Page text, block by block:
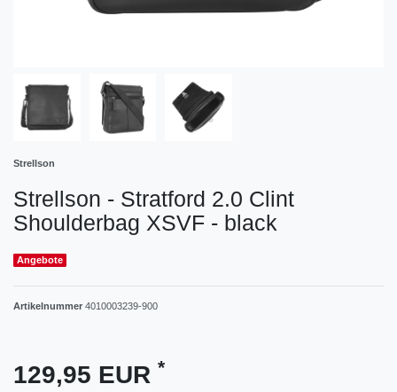
Strellson
Strellson - Stratford 2.0 Clint
Shoulderbag XSVF - black
Angebote
Artikelnummer 4010003239-900
129,95 EUR *